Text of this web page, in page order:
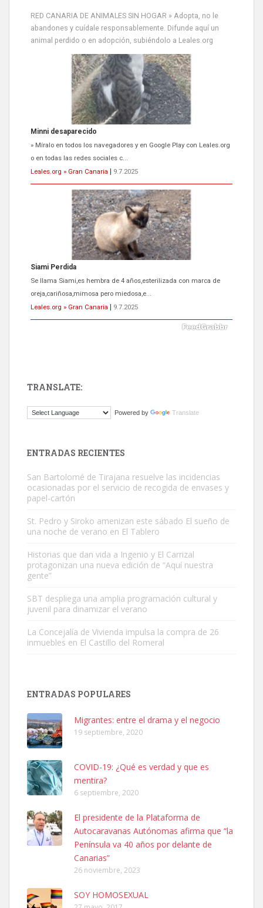
RED CANARIA DE ANIMALES SIN HOGAR » Adopta, no le
abandones y cuídale responsablemente. Difunde aquí un
animal perdido o en adopción, subiéndolo a Leales.org
Siami Perdida
Se llama Siami,es hembra de 4 años,esterilizada con marca de
oreja,cariñosa,mimosa pero miedosa,e...
Leales.org » Gran Canaria
9.7.2025
ADOPCIÓN URGENTE GATA TEROR GRAN CANARIA
El ayuntamiento se va a llevar a Los Gatos callejeros de la zona los
próximos días, ella incluida...
Leales.org » Gran Canaria
9.7.2025
Este gato macho ha aparecido en la calle hace menos de un mes,
Busco adopción responsable para mi perra. Pastor alemán,
hembra, 4 años. Por motivos personales ...
Leales.org » Gran Canaria
Leales.org » Gran Canaria
Ninfa perdida
El día 5 se los perdió una ninfa papillera, asustada tiene miedo a la
calle, se perdió por la zon...
Leales.org » Gran Canaria
6.7.2025
TRANSLATE:
Powered by Translate
ENTRADAS RECIENTES
San Bartolomé de Tirajana resuelve las incidencias
ocasionadas por el servicio de recogida de envases y
papel-cartón
St. Pedro y Siroko amenizan este sábado El sueño de
una noche de verano en El Tablero
Historias que dan vida a Ingenio y El Carrizal
protagonizan una nueva edición de “Aquí nuestra
gente”
SBT despliega una amplia programación cultural y
juvenil para dinamizar el verano
La Concejalía de Vivienda impulsa la compra de 26
inmuebles en El Castillo del Romeral
ENTRADAS POPULARES
Migrantes: entre el drama y el negocio
19 septiembre, 2020
COVID-19: ¿Qué es verdad y que es
mentira?
6 septiembre, 2020
El presidente de la Plataforma de
Autocaravanas Autónomas afirma que “la
Península va 40 años por delante de
Canarias”
26 noviembre, 2023
SOY HOMOSEXUAL